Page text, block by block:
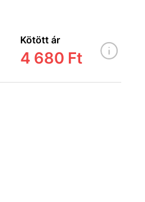
Kötött ár
4 680 Ft